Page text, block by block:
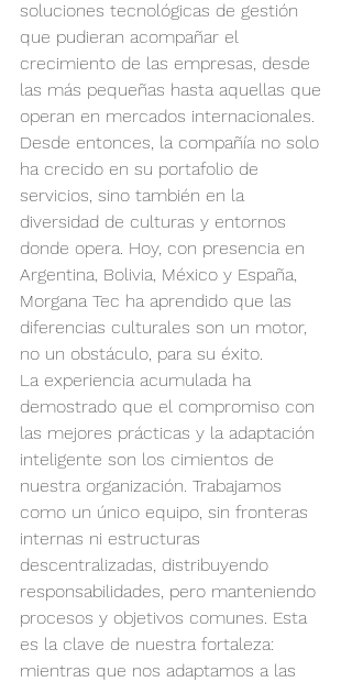
soluciones tecnológicas de gestión
que pudieran acompañar el
crecimiento de las empresas, desde
las más pequeñas hasta aquellas que
operan en mercados internacionales.
Desde entonces, la compañía no solo
ha crecido en su portafolio de
servicios, sino también en la
diversidad de culturas y entornos
donde opera. Hoy, con presencia en
Argentina, Bolivia, México y España,
Morgana Tec ha aprendido que las
diferencias culturales son un motor,
no un obstáculo, para su éxito.
La experiencia acumulada ha
demostrado que el compromiso con
las mejores prácticas y la adaptación
inteligente son los cimientos de
nuestra organización. Trabajamos
como un único equipo, sin fronteras
internas ni estructuras
descentralizadas, distribuyendo
responsabilidades, pero manteniendo
procesos y objetivos comunes. Esta
es la clave de nuestra fortaleza:
mientras que nos adaptamos a las